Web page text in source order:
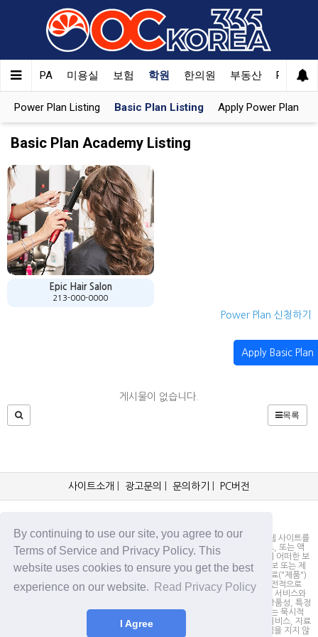
By continuing to use our site, you agree to our
Terms of Service and Privacy Policy. This
website uses cookies to ensure you get the best
experience on our website.
Read Privacy Policy
I Agree
CPA 미용실 보험 학원 한의원 부동산 PET
Power Plan Listing Basic Plan Listing Apply Power Plan
Basic Plan Academy Listing
Epic Hair Salon
213-000-0000
Power Plan 신청하기
Apply Basic Plan
게시물이 없습니다.
목록
사이트소개 광고문의 문의하기 PC버전
OCKorea365.com 오씨코리아365는 본 웹 사이트에 명시되어 있거나, 본 웹 사이트를
통해 배포되거나, 본 웹 사이트에 포함되어 있는 서비스로부터 링크, 다운로드, 또는 액
세스되는 정보, 내용 또는 광고(총칭하여 "자료")의 정확성이나 신뢰성에 대해 어떠한 보
증도 하지 않을 뿐만 아니라 서비스상의, 또는 서비스와 관련된 광고, 기타 정보 또는 제
안의 결과로서 디스플레이, 구매 또는 취득하게 되는 제품, 정보 또는 기타 자료("제품")
의 품질에 대해서도 보증을 하지 않습니다. 귀하는, 자료에 대한 신뢰 여부가 전적으로
본 웹사이트를 방문하신 귀하의 책임임을 인정합니다. OCKorea365.com은 서비스와
자료를 "있는 그대로" 제공하며, 서비스 또는 기타 자료 및 제품과 관련하여 상품성, 특정
목적에의 적합성에 대한 보증을 포함하되 이에 제한되지 않고 모든 명시적 또는 묵시적
인 보증을 명시적으로 부인합니다. 어떠한 경우에도 OCKorea365.com은 서비스, 자료
및 제품과 관련하여 직접, 간접, 부수적, 징벌적, 파생적인 손해에 대해서 책임을 지지 않